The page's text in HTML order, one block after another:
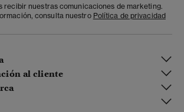
recibir nuestras comunicaciones de marketing.
consulta nuestro Política de privacidad
al cliente